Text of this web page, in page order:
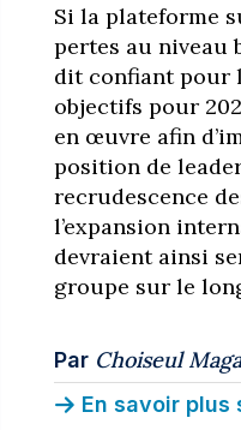
Si la plateforme
pertes au niveau
dit confiant pour
objectifs pour
en œuvre afin
position de
recrudescence
l’expansion
devraient ainsi
groupe sur le
Par Choiseul
En savoir plus